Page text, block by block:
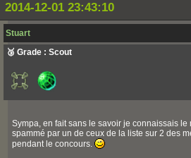
2014-12-01 23:43:10
Stuart
🥉 Grade : Scout
Sympa, en fait sans le savoir je connaissais le
spammé par un de ceux de la liste sur 2 des
pendant le concours.